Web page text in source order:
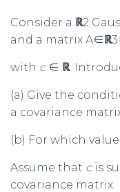
Consider a ℝ2
and a matrix A∈ℝ
with c ∈ ℝ.
(a) Give the
a covariance
(b) For which
Assume that c is
covariance matrix.